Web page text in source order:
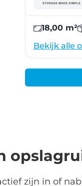
18,00 m²
Bekijk alle
zijn in of